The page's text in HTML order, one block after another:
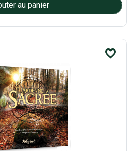
favorite_border